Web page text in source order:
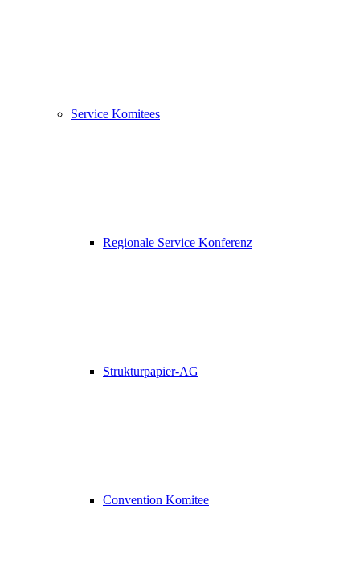
Service Komitees
Regionale Service Konferenz
Strukturpapier-AG
Convention Komitee